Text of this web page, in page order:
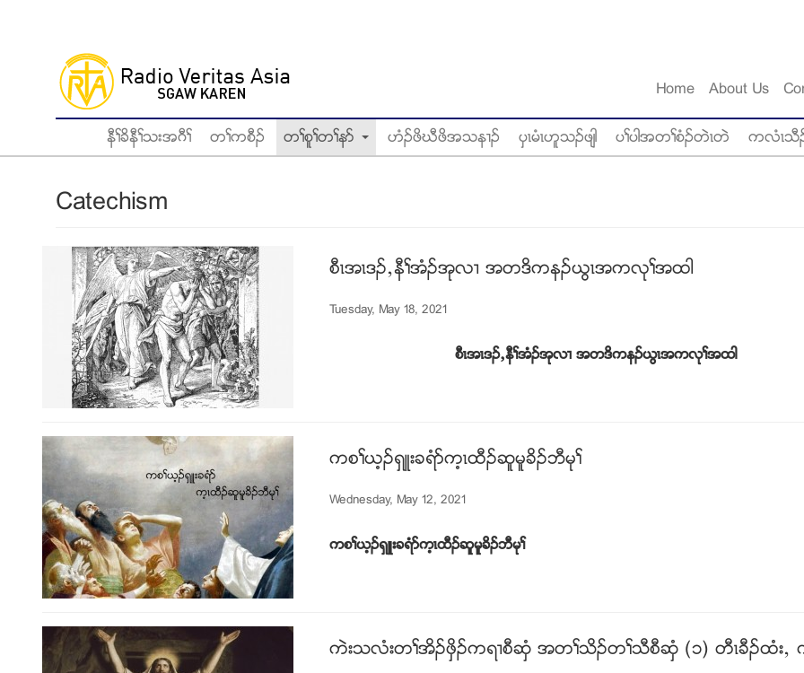
Home About Us
နီႈခိနီႈသးအဂီႈ တႈကစီဥ တႈစူႈတႈနဏ ဟံဥဖိဃီဖိအသန႕ဥ ပွၚမံၚဟူသဥဖ်ါ ပႈပါအတႈစံဥတဲၚတဲ ကလံၚသီဥ
Catechism
စီၚအၚဒဥယနီႈအံဥအုလ႕ အတဒိကနဥဎြၚအကလုႈအထါ
Tuesday, May 18, 2021
စီၚအၚဒဥယနီႈအံဥအုလ႕ အတဒိကနဥဎြၚအကလုႈအထါ
ကစႈဎ့ဥရွဴးခရံဏက့ၚထီဥဆူမူခိဥဘီမုႈ
Wednesday, May 12, 2021
ကစႈဎ့ဥရွဴးခရံဏက့ၚထီဥဆူမူခိဥဘီမုႈ
ကဲးသလံးတႈအိဥဖွိဥကရ႕စီဆွံ အတႈသိဥတႈသီစီဆွံ (၁) တီၚခီဥထံးယ